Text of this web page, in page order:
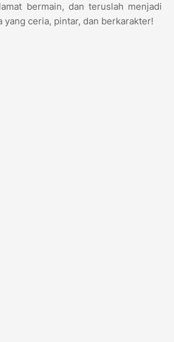
bermain, dan teruslah menjadi
yang ceria, pintar, dan berkarakter!